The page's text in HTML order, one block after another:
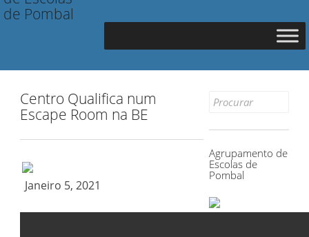
Centro Qualifica num
Escape Room na BE
Janeiro 5, 2021
Search
Agrupamento de
Escolas de
Pombal